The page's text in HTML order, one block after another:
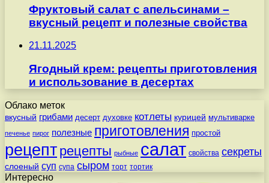
Фруктовый салат с апельсинами –
вкусный рецепт и полезные свойства
21.11.2025
Ягодный крем: рецепты приготовления
и использование в десертах
Облако меток
вкусный грибами десерт духовке котлеты курицей мультиварке
печенье пирог полезные приготовления простой
рецепт рецепты рыбные салат свойства секреты
слоеный суп супа сыром торт тортик
Интересно